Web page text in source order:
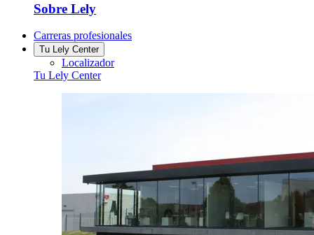
Sobre Lely
Carreras profesionales
Tu Lely Center
Localizador
Tu Lely Center